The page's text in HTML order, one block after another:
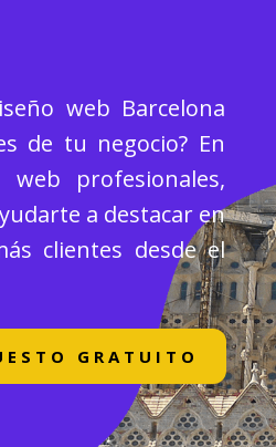
web Barcelona
de tu negocio? En
web profesionales,
a destacar en
clientes desde el
GRATUITO